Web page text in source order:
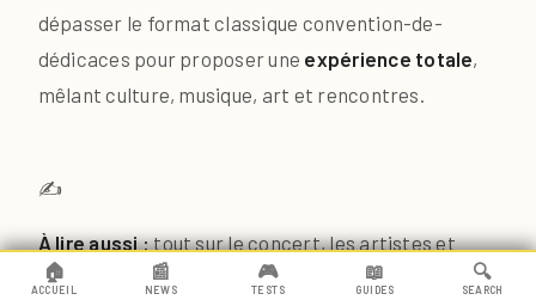
dépasser le format classique convention-de-
dédicaces pour proposer une expérience totale,
mêlant culture, musique, art et rencontres.
✍️
À lire aussi :tout sur le concert, les artistes et
comment y assister :
K-Pop Demon Hunters au
🏠
ACCUEIL
📰
NEWS
🎮
TESTS
📖
GUIDES
🔍
SEARCH